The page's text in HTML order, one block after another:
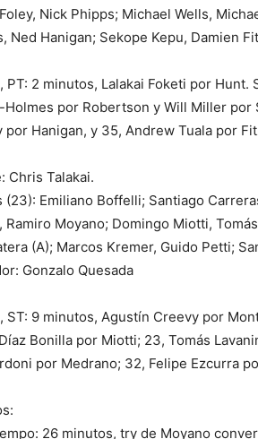
Nick Phipps; Michael Wells,
Ned Hanigan; Sekope Kepu, Damien
PT: 2 minutos, Lalakai Foketi por
por Robertson y Will Miller por
por Hanigan, y 35, Andrew Tuala por
Chris Talakai.
(23): Emiliano Boffelli; Santiago
Ramiro Moyano; Domingo Miotti,
(A); Marcos Kremer, Guido Petti;
Gonzalo Quesada
ST: 9 minutos, Agustín Creevy por
Bonilla por Miotti; 23, Tomás
por Medrano; 32, Felipe Ezcurra
26 minutos, try de Moyano